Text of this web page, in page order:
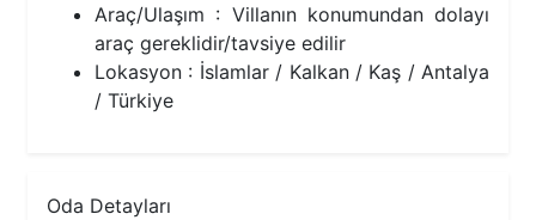
Araç/Ulaşım : Villanın konumundan dolayı
araç gereklidir/tavsiye edilir
Lokasyon : İslamlar / Kalkan / Kaş / Antalya
/ Türkiye
Oda Detayları